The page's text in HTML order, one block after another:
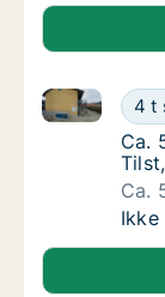
Ca.
4 t
Ca. 50 m2
Ca.
Ca.
Ca.
Ca.
Ikke